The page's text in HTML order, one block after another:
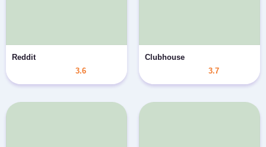
Reddit
3.6
Clubhouse
3.7